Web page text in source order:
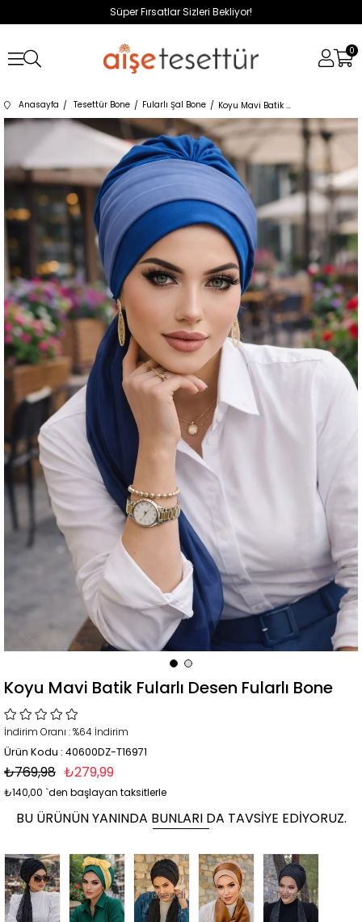
Süper Fırsatlar Sizleri Bekliyor!
0
Anasayfa Tesettür Bone Fularlı Şal Bone Koyu Mavi Batik Fularlı Desen Fularlı Bone
Koyu Mavi Batik Fularlı Desen Fularlı Bone
İndirim Oranı :%64 İndirim
Ürün Kodu : 40600DZ-T16971
₺769,98 ₺279,99
₺140,00 `den başlayan taksitlerle
BU ÜRÜNÜN YANINDA BUNLARI DA TAVSIYE EDIYORUZ.
Tükendi Tükendi